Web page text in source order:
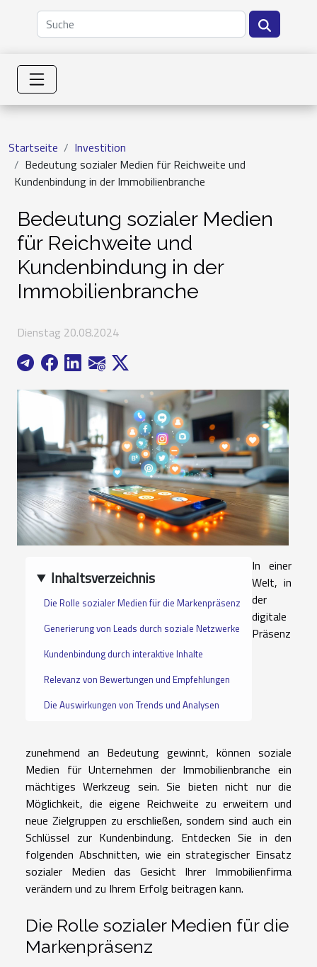
Startseite
Investition
Bedeutung sozialer Medien für Reichweite und
Kundenbindung in der Immobilienbranche
Bedeutung sozialer Medien
für Reichweite und
Kundenbindung in der
Immobilienbranche
Dienstag 20.08.2024
Inhaltsverzeichnis
Die Rolle sozialer Medien für die Markenpräsenz
Generierung von Leads durch soziale Netzwerke
Kundenbindung durch interaktive Inhalte
Relevanz von Bewertungen und Empfehlungen
Die Auswirkungen von Trends und Analysen
In einer
Welt, in
der
digitale
Präsenz
zunehmend an Bedeutung gewinnt, können soziale
Medien für Unternehmen der Immobilienbranche ein
mächtiges Werkzeug sein. Sie bieten nicht nur die
Möglichkeit, die eigene Reichweite zu erweitern und
neue Zielgruppen zu erschließen, sondern sind auch ein
Schlüssel zur Kundenbindung. Entdecken Sie in den
folgenden Abschnitten, wie ein strategischer Einsatz
sozialer Medien das Gesicht Ihrer Immobilienfirma
verändern und zu Ihrem Erfolg beitragen kann.
Die Rolle sozialer Medien für die
Markenpräsenz